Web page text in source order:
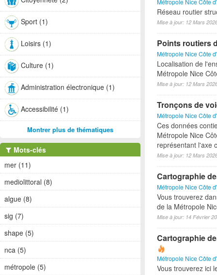
Métropole Nice Côte
Réseau routier
Mise à jour: 12 Mars
Points routiers
Métropole Nice Côte
Localisation de
Métropole Nice
Mise à jour: 12 Mars
Tronçons de
Métropole Nice Côte
Ces données
Métropole Nice
représentant l'axe
Mise à jour: 12 Mars
Cartographie
Métropole Nice Côte
Vous trouverez
de la Métropole
Mise à jour: 14 Février
Cartographie
Métropole Nice Côte
Vous trouverez ici
Sport (1)
Loisirs (1)
Culture (1)
Administration électronique (1)
Accessibilité (1)
Montrer plus de thématiques
Mots-clés
mer (11)
mediolittoral (8)
algue (8)
sig (7)
shape (5)
nca (5)
métropole (5)